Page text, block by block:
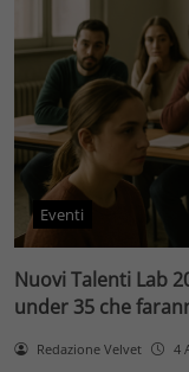
Eventi
Nuovi Talenti Lab
under 35 che
Redazione Velvet 4